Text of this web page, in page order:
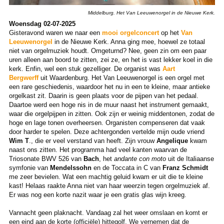
Middelburg. Het Van Leeuwenorgel in de Nieuwe Kerk.
Woensdag 02-07-2025
Gisteravond waren we naar een mooi orgelconcertop het Van
Leeuwenorgel in de Nieuwe Kerk. Anna ging mee, hoewel ze totaal
niet van orgelmuziek houdt. Omgeturnd? Nee, geen zin om een paar
uren alleen aan boord te zitten, zei ze, en het is vast lekker koel in die
kerk. Enfin, wel een stuk gezelliger. De organist was Aart
Bergwerffuit Waardenburg. Het Van Leeuwenorgel is een orgel met
een rare geschiedenis, waardoor het nu in een te kleine, maar antieke
orgelkast zit. Daarin is geen plaats voor de pijpen van het pedaal.
Daartoe werd een hoge nis in de muur naast het instrument gemaakt,
waar die orgelpijpen in zitten. Ook zijn er weinig middentonen, zodat de
hoge en lage tonen overheersen. Organisten compenseren dat vaak
door harder te spelen. Deze achtergonden vertelde mijn oude vriend
Wim T., die er veel verstand van heeft. Zijn vrouw Angeliquekwam
naast ons zitten. Het programma had veel kanten waarvan de
Triosonate BWV 526 van Bach, het andante con motouit de Italiaanse
symfonie van Mendelssohnen de Toccata in C van Franz Schmidt
me zeer bevielen. Wat een machtig geluid kwam er uit die te kleine
kast! Helaas raakte Anna niet van haar weerzin tegen orgelmuziek af.
Er was nog een korte nazit waar je een gratis glas wijn kreeg.
Vannacht geen plaknacht. Vandaag zal het weer omslaan en komt er
een eind aan de korte (officiële) hittegolf. We vernemen dat de